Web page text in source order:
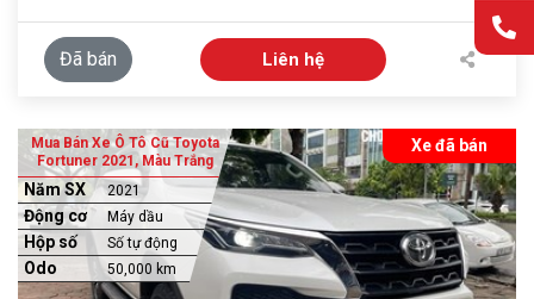
Đã bán Liên hệ
Xe đã bán
Mua Bán Xe Ô Tô Cũ Toyota
Fortuner 2021, Màu Trắng
Năm SX 2021
Động cơ Máy dầu
Hộp số Số tự động
Odo 50,000 km